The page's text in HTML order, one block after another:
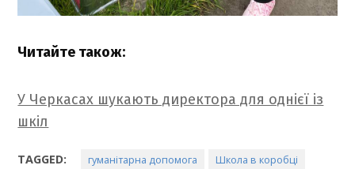
Читайте також:
У Черкасах шукають директора для однієї із
шкіл
TAGGED: гуманітарна допомога Школа в коробці